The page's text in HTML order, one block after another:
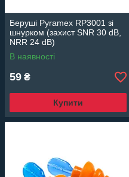
Беруші Pyramex RP3001 зі
шнурком (захист SNR 30 dB,
NRR 24 dB)
В наявності
59 ₴
Купити